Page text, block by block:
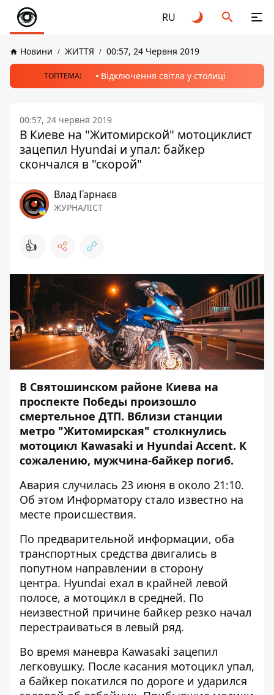
RU
Новини ЖИТТЯ 00:57, 24 Червня 2019
ТОПТЕМА: Відключення світла у столиці
00:57, 24 червня 2019
В Киеве на "Житомирской" мотоциклист
зацепил Hyundai и упал: байкер
скончался в "скорой"
Влад Гарнаєв
ЖУРНАЛІСТ
👍
В Святошинском районе Киева на
проспекте Победы произошло
смертельное ДТП. Вблизи станции
метро "Житомирская" столкнулись
мотоцикл Kawasaki и Hyundai Accent. К
сожалению, мужчина-байкер погиб.
Авария случилась 23 июня в около 21:10.
Об этом Информатору стало известно на
месте происшествия.
По предварительной информации, оба
транспортных средства двигались в
попутном направлении в сторону
центра. Hyundai ехал в крайней левой
полосе, а мотоцикл в средней. По
неизвестной причине байкер резко начал
перестраиваться в левый ряд.
Во время маневра Kawasaki зацепил
легковушку. После касания мотоцикл упал,
а байкер покатился по дороге и ударился